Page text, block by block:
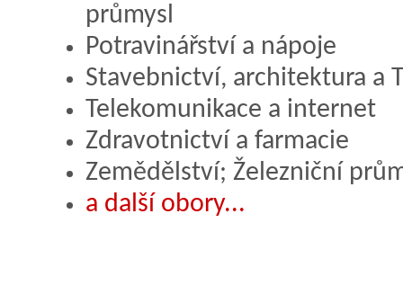
průmysl
Potravinářství a nápoje
Stavebnictví, architektura a
Telekomunikace a internet
Zdravotnictví a farmacie
Zemědělství; Železniční
a další obory...